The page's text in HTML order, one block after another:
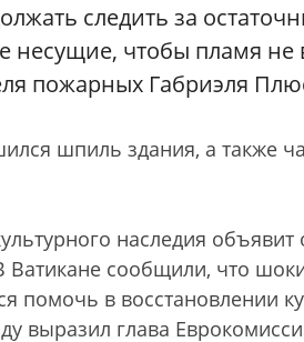
следить за
несущие, чтобы пламя не
пожарных Габриэля
шпиль здания, а также
наследия
Ватикане сообщили, что
в восстановлении
выразил глава